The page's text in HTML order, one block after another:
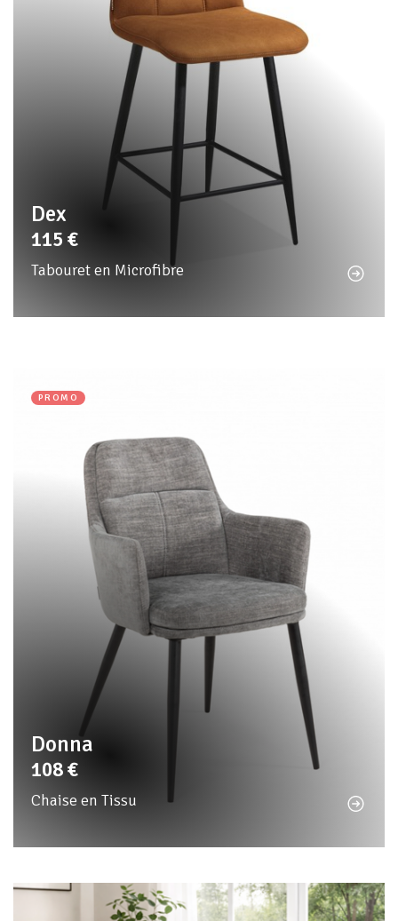
Dex
115 €
Tabouret en Microfibre
PROMO
Donna
108€
Chaise en Tissu